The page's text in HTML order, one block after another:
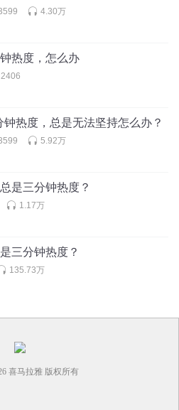
4.30万
热度，怎么办
2406
热度，总是无法坚持怎么办？
5.92万
是三分钟热度？
1.17万
三分钟热度？
135.73万
喜马拉雅 版权所有